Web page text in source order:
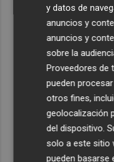
y datos de
anuncios y
anuncios y
sobre la
Proveedores de
pueden
otros fines,
geolocalización
del dispositivo.
solo a este sitio
pueden basarse